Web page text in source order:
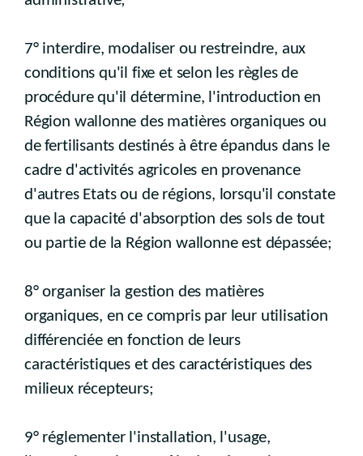
7° interdire, modaliser ou restreindre, aux
conditions qu'il fixe et selon les règles de
procédure qu'il détermine, l'introduction en
Région wallonne des matières organiques ou
de fertilisants destinés à être épandus dans le
cadre d'activités agricoles en provenance
d'autres Etats ou de régions, lorsqu'il constate
que la capacité d'absorption des sols de tout
ou partie de la Région wallonne est dépassée;
8° organiser la gestion des matières
organiques, en ce compris par leur utilisation
différenciée en fonction de leurs
caractéristiques et des caractéristiques des
milieux récepteurs;
9° réglementer l'installation, l'usage,